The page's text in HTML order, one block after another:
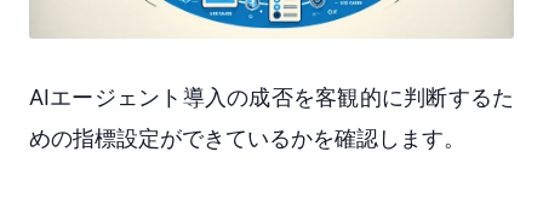
AIエージェント導入の成否を客観的に判断するた
めの指標設定ができているかを確認します。